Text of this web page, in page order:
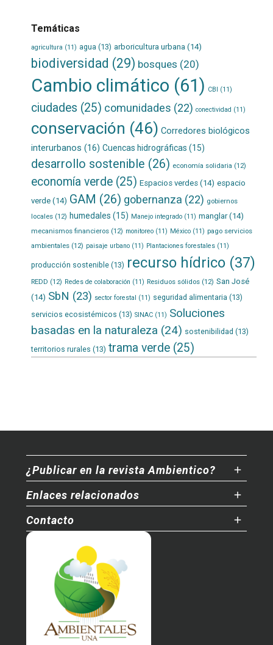
Temáticas
agricultura (11) agua (13) arboricultura urbana(14)
biodiversidad (29) bosques (20)
Cambio climático (61) CBI (11)
ciudades (25) comunidades (22) conectividad (11)
conservación (46) Corredores biológicos
interurbanos (16) Cuencas hidrográficas (15)
desarrollo sostenible (26) economía solidaria (12)
economía verde(25) Espacios verdes(14) espacio
verde(14) GAM (26) gobernanza (22) gobiernos
locales(12) humedales (15) Manejo integrado(11) manglar(14)
mecanismos financieros(12) monitoreo(11) México(11) pago servicios
ambientales(12) paisaje urbano(11) Plantaciones forestales(11)
producción sostenible(13) recurso hídrico(37)
REDD (12) Redes de colaboración (11) Residuos sólidos(12) San José
(14) SbN (23) sector forestal (11) seguridad alimentaria (13)
servicios ecosistémicos (13) SINAC(11) Soluciones
basadas en la naturaleza (24) sostenibilidad (13)
territorios rurales (13) trama verde(25)
¿Publicar en la revista Ambientico?
Enlaces relacionados
Contacto